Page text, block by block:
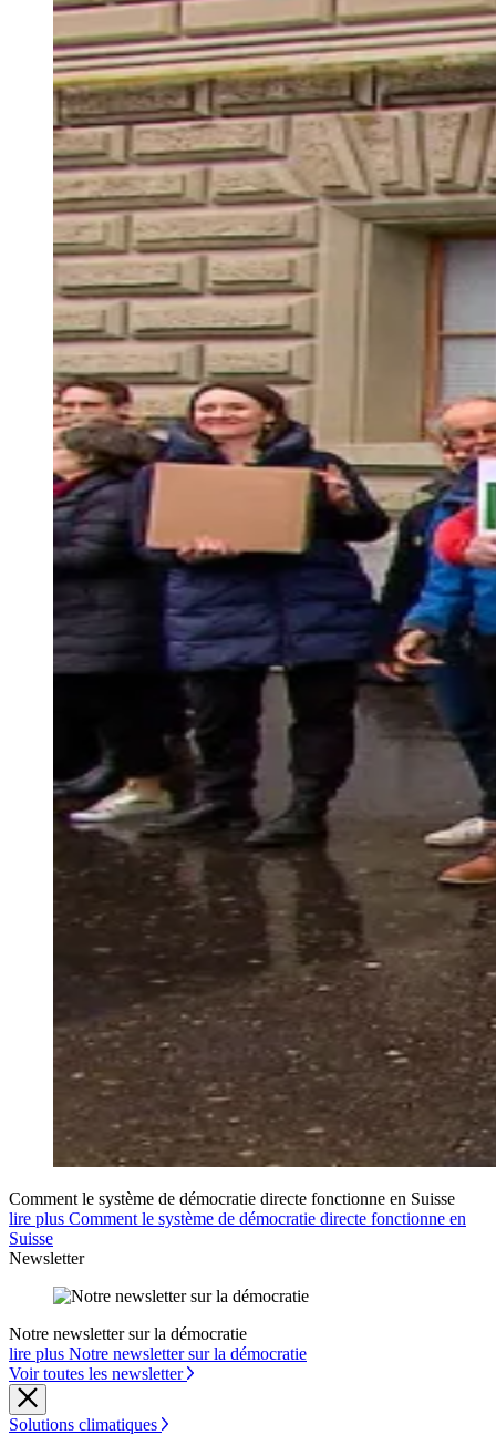
Comment le système de démocratie directe fonctionne en Suisse
lire plus Comment le système de démocratie directe fonctionne en
Suisse
Newsletter
Notre newsletter sur la démocratie
lire plus Notre newsletter sur la démocratie
Voir toutes les newsletter
Solutions climatiques